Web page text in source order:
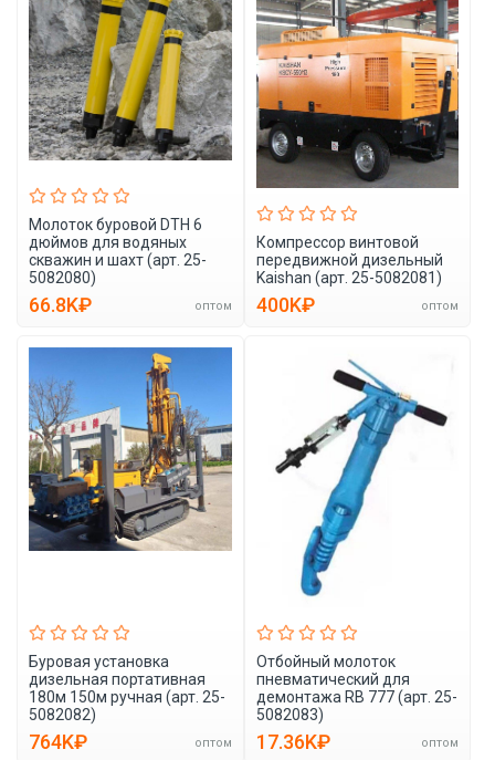
Молоток буровой DTH 6
дюймов для водяных
скважин и шахт (арт. 25-
5082080)
66.8K₽ оптом
Компрессор винтовой
передвижной дизельный
Kaishan (арт. 25-5082081)
400K₽ оптом
Буровая установка
дизельная портативная
180м 150м ручная (арт. 25-
5082082)
764K₽ оптом
Отбойный молоток
пневматический для
демонтажа RB 777 (арт. 25-
5082083)
17.36K₽ оптом